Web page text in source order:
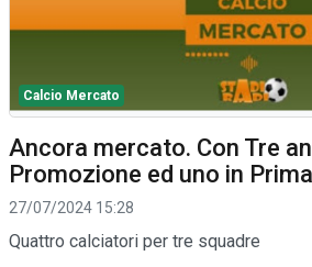
Calcio Mercato
Ancora mercato. Con Tre
Promozione ed uno in
27/07/2024 15:28
Quattro calciatori per tre squadre